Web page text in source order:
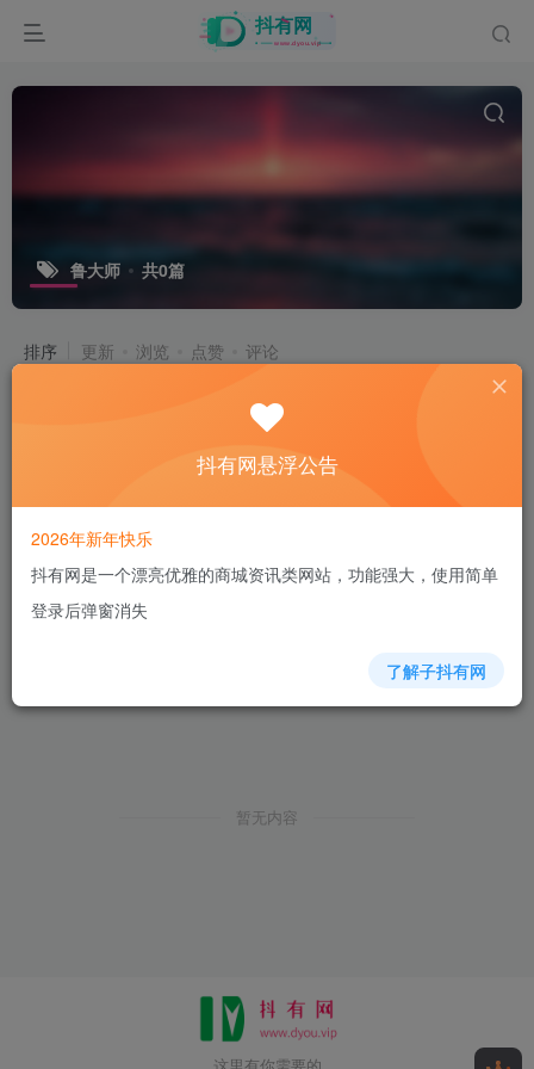
鲁大师 共0篇
排序 更新 浏览 点赞 评论
暂无内容
抖有网悬浮公告
2026年新年快乐
抖有网是一个漂亮优雅的商城资讯类网站，功能强大，使用简单
登录后弹窗消失
了解子抖有网